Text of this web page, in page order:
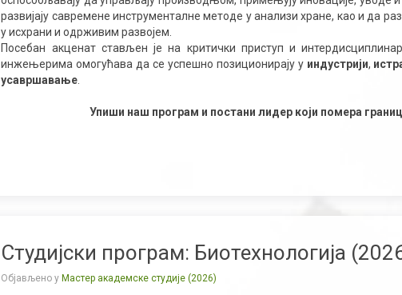
развијају савремене инструменталне методе у анализи хране, као и да
у исхрани и одрживим развојем.
Посебан акценат стављен је на критички приступ и
инжењерима омогућава да се успешно позиционирају у индустрији,
усавршавање.
Упиши наш програм и постани лидер који помера
Студијски програм: Биотехнологија
Објављено у Мастер академске студије (2026)